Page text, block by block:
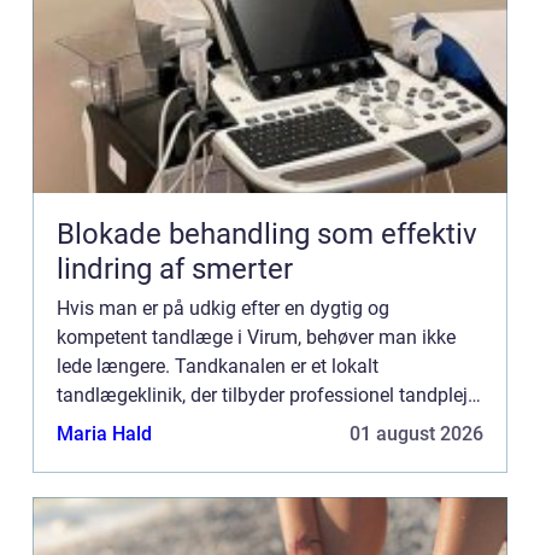
Blokade behandling som effektiv
lindring af smerter
Hvis man er på udkig efter en dygtig og
kompetent tandlæge i Virum, behøver man ikke
lede længere. Tandkanalen er et lokalt
tandlægeklinik, der tilbyder professionel tandpleje
og omsorg til alle i Virum og omegn. Kvalif...
Maria Hald 01 august 2026